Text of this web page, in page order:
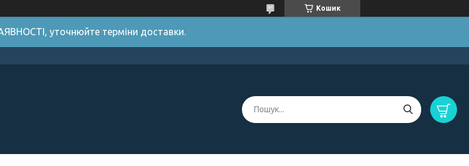
Кошик
уточнюйте терміни доставки.